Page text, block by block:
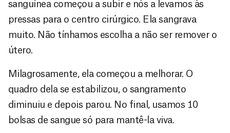
sanguínea começou a subir e nós a levamos às
pressas para o centro cirúrgico. Ela sangrava
muito. Não tínhamos escolha a não ser remover o
útero.
Milagrosamente, ela começou a melhorar. O
quadro dela se estabilizou, o sangramento
diminuiu e depois parou. No final, usamos 10
bolsas de sangue só para mantê-la viva.